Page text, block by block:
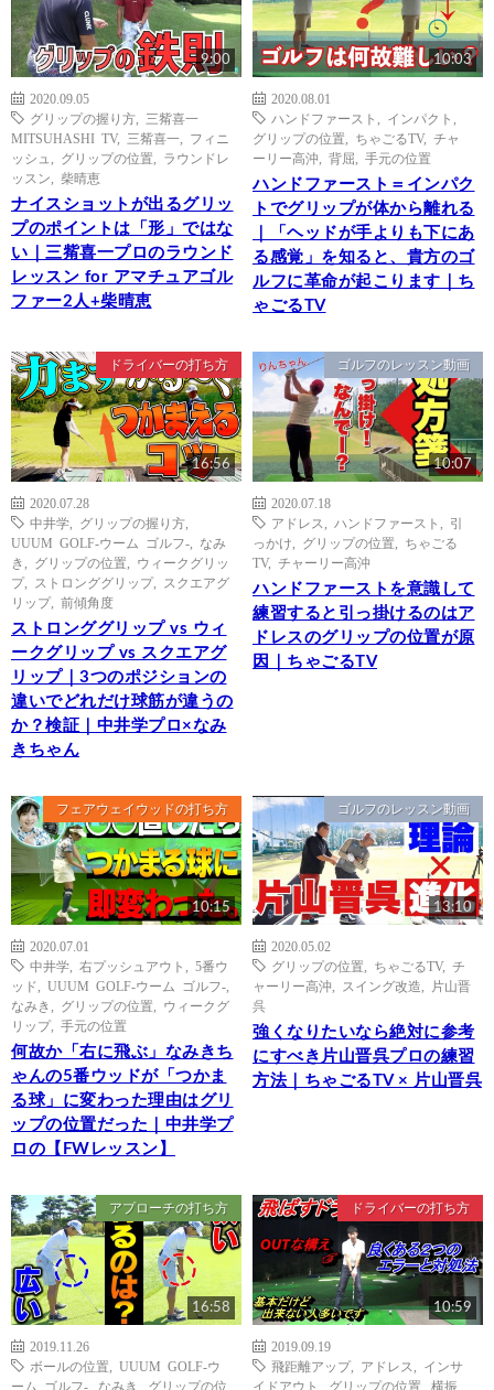
9:00
2020.09.05
グリップの握り方
三觜喜一
MITSUHASHI TV, 三觜喜一
フィニ
ッシュ
グリップの位置
ラウンドレ
ッスン
柴晴恵
ナイスショットが出るグリッ
プのポイントは「形」ではな
い｜三觜喜一プロのラウンド
レッスン for アマチュアゴル
ファー2人+柴晴恵
10:03
2020.08.01
ハンドファースト
インパクト
グリップの位置
ちゃごるTV, チャ
ーリー高沖
背屈 手元の位置
ハンドファースト＝インパク
トでグリップが体から離れる
｜「ヘッドが手よりも下にあ
る感覚」を知ると、貴方のゴ
ルフに革命が起こります｜ち
ゃごるTV
ドライバーの打ち方
16:56
2020.07.28
中井学
グリップの握り方
UUUM GOLF-ウーム ゴルフ-
なみ
き
グリップの位置
ウィークグリッ
プ, ストロンググリップ,
スクエアグ
リップ, 前傾角度
ストロンググリップ vs ウィ
ークグリップ vs スクエアグ
リップ｜3つのポジションの
違いでどれだけ球筋が違うの
か？検証｜中井学プロ×なみ
きちゃん
ゴルフのレッスン動画
10:07
2020.07.18
アドレス
ハンドファースト
引
っかけ
グリップの位置
ちゃごる
TV, チャーリー高沖
ハンドファーストを意識して
練習すると引っ掛けるのはア
ドレスのグリップの位置が原
因｜ちゃごるTV
フェアウェイウッドの打ち方
10:15
2020.07.01
中井学
右プッシュアウト
5番ウ
ッド
UUUM GOLF-ウーム ゴルフ-
なみき
グリップの位置
ウィークグ
リップ, 手元の位置
何故か「右に飛ぶ」なみきち
ゃんの5番ウッドが「つかま
る球」に変わった理由はグリ
ップの位置だった｜中井学プ
ロの【FWレッスン】
ゴルフのレッスン動画
13:10
2020.05.02
グリップの位置
ちゃごるTV, チ
ャーリー高沖
スイング改造
片山晋
呉
強くなりたいなら絶対に参考
にすべき片山晋呉プロの練習
方法｜ちゃごるTV × 片山晋呉
アプローチの打ち方
16:58
2019.11.26
ボールの位置
UUUM GOLF-ウ
ーム ゴルフ-
なみき
グリップの位
ドライバーの打ち方
10:59
2019.09.19
飛距離アップ, アドレス
インサ
イドアウト
グリップの位置
横振